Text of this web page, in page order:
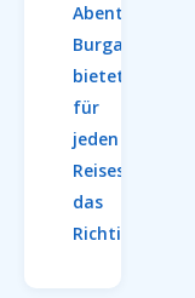
Abenteuer:
Burgas
bietet
für
jeden
Reisestil
das
Richtige.